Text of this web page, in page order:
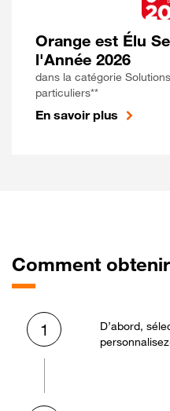
Orange est Élu
l'Année 2026
dans la catégorie
particuliers**
En savoir plus
Comment
1
D’abord,